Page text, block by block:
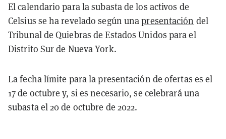
El calendario para la subasta de los activos de
Celsius se ha revelado según unapresentación del
Tribunal de Quiebras de Estados Unidos para el
Distrito Sur de Nueva York.
La fecha límite para la presentación de ofertas es el
17 de octubre y, si es necesario, se celebrará una
subasta el 20 de octubre de 2022.